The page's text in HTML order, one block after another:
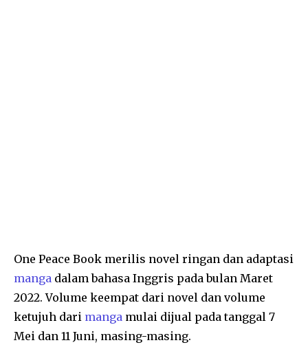
One Peace Book merilis novel ringan dan adaptasi
manga dalam bahasa Inggris pada bulan Maret
2022. Volume keempat dari novel dan volume
ketujuh dari manga mulai dijual pada tanggal 7
Mei dan 11 Juni, masing-masing.